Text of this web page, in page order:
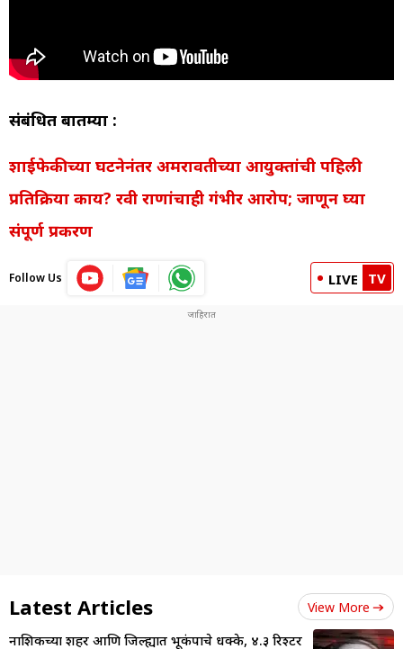
संबंधित बातम्या :
शाईफेकीच्या घटनेनंतर अमरावतीच्या आयुक्तांची पहिली
प्रतिक्रिया काय? रवी राणांचाही गंभीर आरोप; जाणून घ्या
संपूर्ण प्रकरण
Follow Us LIVE TV
Latest Articles View More
नाशिकच्या शहर आणि जिल्ह्यात भूकंपाचे धक्के, ४.३ रिश्टर